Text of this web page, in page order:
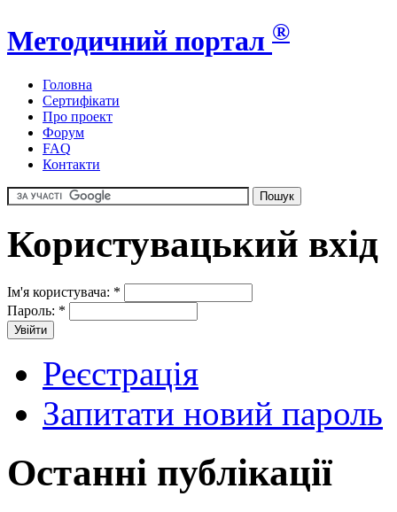
Методичний портал ®
Головна
Сертифікати
Про проект
Форум
FAQ
Контакти
Користувацький вхід
Ім'я користувача: *
Пароль: *
Реєстрація
Запитати новий пароль
Останні публікації